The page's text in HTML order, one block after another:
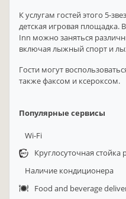
К услугам гостей этого 5-
детская игровая площадка.
Inn можно заняться
включая лыжный спорт и
Гости могут
также факсом и ксероксом.
Популярные сервисы
Wi-Fi
Круглосуточная стойка
Наличие кондиционера
Food and beverage